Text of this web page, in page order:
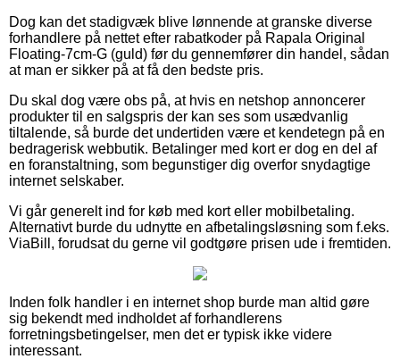
Dog kan det stadigvæk blive lønnende at granske diverse
forhandlere på nettet efter rabatkoder på Rapala Original
Floating-7cm-G (guld) før du gennemfører din handel, sådan
at man er sikker på at få den bedste pris.
Du skal dog være obs på, at hvis en netshop annoncerer
produkter til en salgspris der kan ses som usædvanlig
tiltalende, så burde det undertiden være et kendetegn på en
bedragerisk webbutik. Betalinger med kort er dog en del af
en foranstaltning, som begunstiger dig overfor snydagtige
internet selskaber.
Vi går generelt ind for køb med kort eller mobilbetaling.
Alternativt burde du udnytte en afbetalingsløsning som f.eks.
ViaBill, forudsat du gerne vil godtgøre prisen ude i fremtiden.
Inden folk handler i en internet shop burde man altid gøre
sig bekendt med indholdet af forhandlerens
forretningsbetingelser, men det er typisk ikke videre
interessant.